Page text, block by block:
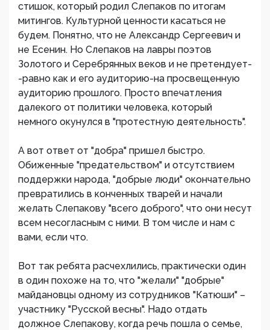
стишок, который родил Слепаков по итогам
митингов. Культурной ценности касаться не
будем. Понятно, что не Александр Сергеевич и
не Есенин. Но Слепаков на лавры поэтов
Золотого и Серебрянных веков и не претендует-
-равно как и его аудиторию-на просвещенную
аудиторию прошлого. Просто впечатления
далекого от политики человека, который
немного окунулся в "протестную деятельность".
А вот ответ от "добра" пришел быстро.
Обиженные "предательством" и отсутствием
поддержки народа, "добрые люди" окончательно
превратились в конченных тварей и начали
желать Слепакову "всего доброго", что они несут
всем несогласным с ними. В том числе и нам с
вами, если что.
Вот так ребята расчехлились, практически один
в один похоже на то, что "желали" "добрые"
майдановцы одному из сотрудников "Катюши" –
участнику "Русской весны". Надо отдать
должное Слепакову, когда речь пошла о семье,